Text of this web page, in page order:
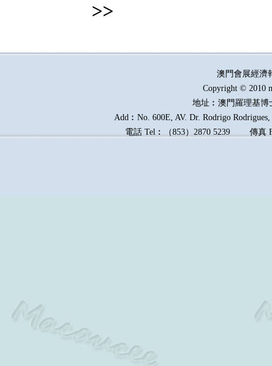
>>
澳門會展經
Copyright © 2010
地址︰澳門羅理基博
Add︰No. 600E, AV. Dr. Rodrigo
電話 Tel︰（853）2870 5239傳真